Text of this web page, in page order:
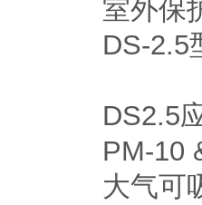
室外保
DS-2.5
DS2.5
PM-10
大气可